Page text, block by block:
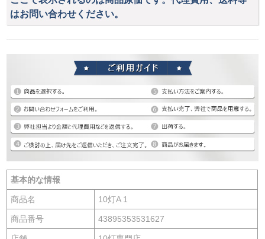
はお問い合わせください。
基本的な情報
商品名 10灯A 1
商品番号 43895353531627